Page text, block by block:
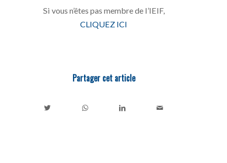
Si vous n’êtes pas membre de l’IEIF,
CLIQUEZ ICI
Partager cet article